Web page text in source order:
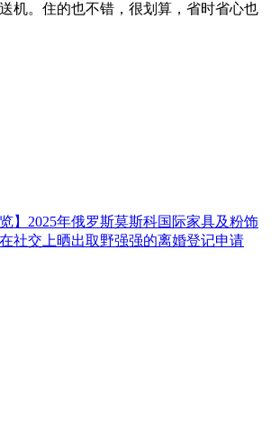
机。住的也不错，很划算，省时省心也
览】2025年俄罗斯莫斯科国际家具及粉饰
社交上晒出取野强强的离婚登记申请